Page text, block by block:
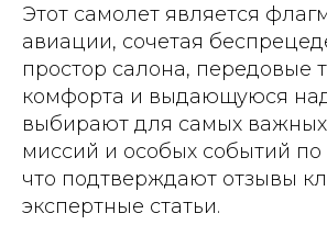
Этот самолет является
авиации, сочетая
простор салона, передовые
комфорта и выдающуюся
выбирают для самых
миссий и особых событий
что подтверждают отзывы
экспертные статьи.